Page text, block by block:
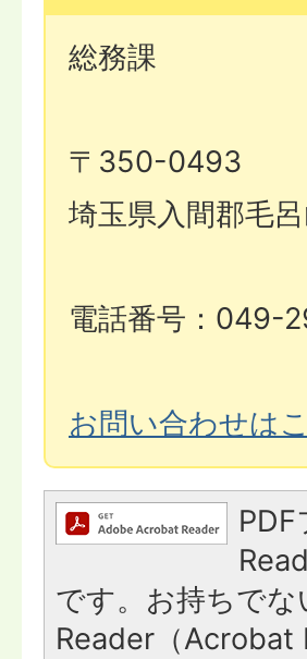
総務課
〒350-0493
埼玉県入間郡毛
電話番号：049-
お問い合わせは
です。お持ちで
Reader（Acrobat